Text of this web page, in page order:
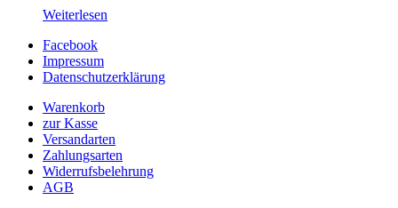
Weiterlesen
Facebook
Impressum
Datenschutzerklärung
Warenkorb
zur Kasse
Versandarten
Zahlungsarten
Widerrufsbelehrung
AGB